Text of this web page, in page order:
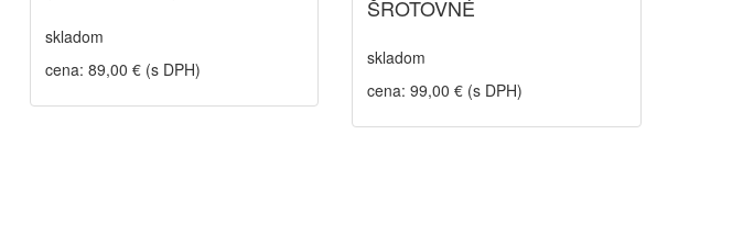
skladom
cena: 89,00 € (s DPH)
ŠROTOVNÉ
skladom
cena: 99,00 € (s DPH)